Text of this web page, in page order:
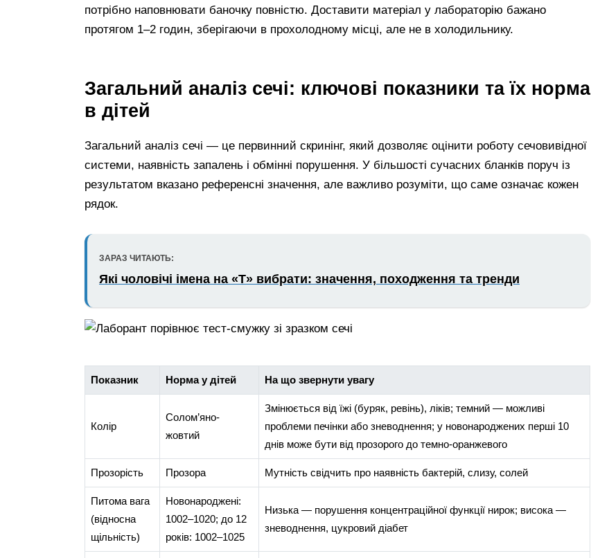
потрібно наповнювати баночку повністю. Доставити матеріал у лабораторію бажано
протягом 1–2 годин, зберігаючи в прохолодному місці, але не в холодильнику.
Загальний аналіз сечі: ключові показники та їх норма
в дітей
Загальний аналіз сечі — це первинний скринінг, який дозволяє оцінити роботу сечовивідної
системи, наявність запалень і обмінні порушення. У більшості сучасних бланків поруч із
результатом вказано референсні значення, але важливо розуміти, що саме означає кожен
рядок.
ЗАРАЗ ЧИТАЮТЬ:
Які чоловічі імена на «Т» вибрати: значення, походження та тренди
Показник Норма у дітей На що звернути увагу
Колір
Солом’яно-
жовтий
Змінюється від їжі (буряк, ревінь), ліків; темний — можливі
проблеми печінки або зневоднення; у новонароджених перші 10
днів може бути від прозорого до темно-оранжевого
Прозорість Прозора Мутність свідчить про наявність бактерій, слизу, солей
Питома вага
(відносна
щільність)
Новонароджені:
1002–1020; до 12
років: 1002–1025
Низька — порушення концентраційної функції нирок; висока —
зневоднення, цукровий діабет